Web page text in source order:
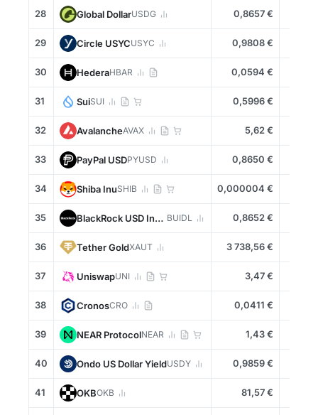
28 Global DollarUSDG 0,8657 €
29 Circle USYCUSYC 0,9808 €
30 HederaHBAR 0,0594 €
31 SuiSUI 0,5996 €
32 AvalancheAVAX 5,62 €
33 PayPal USDPYUSD 0,8650 €
34 Shiba InuSHIB 0,000004 €
35 BlackRock USD Institutional Digital Liquidity Fund BUIDL 0,8652 €
36 Tether GoldXAUT 3 738,56 €
37 UniswapUNI 3,47 €
38 CronosCRO 0,0411 €
39 NEAR ProtocolNEAR 1,43 €
40 Ondo US Dollar YieldUSDY 0,9859 €
41 OKBOKB 81,57 €